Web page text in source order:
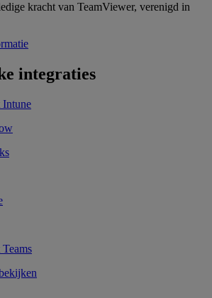
kracht van TeamViewer, verenigd in
integraties